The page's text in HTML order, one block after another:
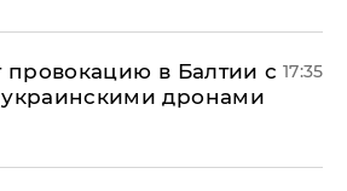
провокацию в Балтии с
дронами
17:35